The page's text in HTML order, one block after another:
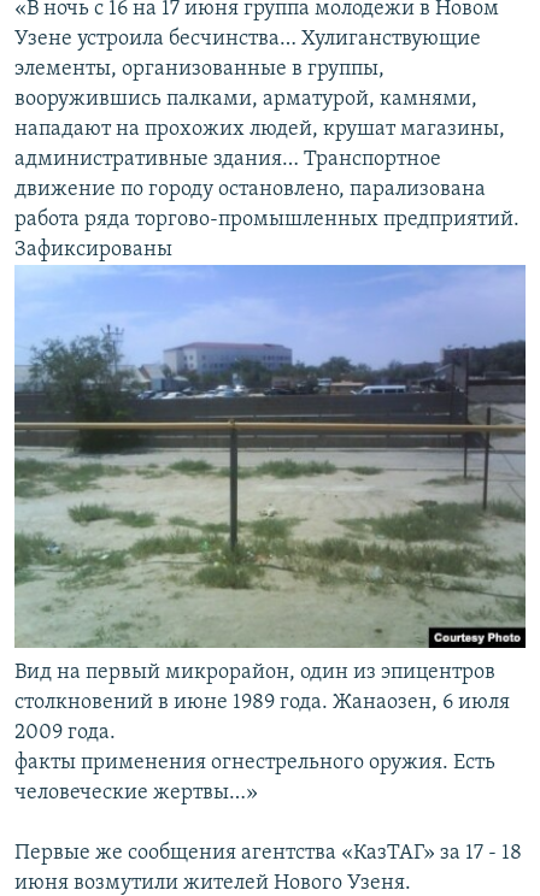
«В ночь с 16 на 17 июня группа молодежи в Новом
Узене устроила бесчинства… Хулиганствующие
элементы, организованные в группы,
вооружившись палками, арматурой, камнями,
нападают на прохожих людей, крушат магазины,
административные здания… Транспортное
движение по городу остановлено, парализована
работа ряда торгово-промышленных предприятий.
Зафиксированы
Вид на первый микрорайон, один из эпицентров
столкновений в июне 1989 года. Жанаозен, 6 июля
2009 года.
факты применения огнестрельного оружия. Есть
человеческие жертвы…»
Первые же сообщения агентства «КазТАГ» за 17 - 18
июня возмутили жителей Нового Узеня.